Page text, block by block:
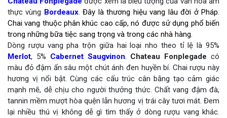
thực vùng Bordeaux.Đây là thương hiệu vang lâu đời ở Pháp.
Chai vang thuộc phân khúc cao cấp, nó được sử dụng phổ biến
trong những bữa tiệc sang trọng và trong các nhà hàng.
Dòng rượu vang pha trộn giữa hai loại nho theo tỉ lệ là 95%
Merlot, 5% Cabernet Saugvinon. Chateau Fonplegade có
màu đỏ đậm ẩn sâu một chút ánh đen huyền bí. Chai rượu này
hương vị nổi bật. Cùng các cấu trúc cân bằng tạo cảm giác
mạnh mẽ, dễ chịu cho người thưởng thức. Chất vang đậm đà,
tannin mềm mượt hòa quện lẫn hương vị trái cây tươi mát. Đem
lại nhiều thú vị không dễ gì tìm thấy ở dòng rượu vang khác.